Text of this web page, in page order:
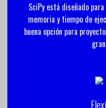
SciPy está diseñado
memoria y tiempo de
buena opción para